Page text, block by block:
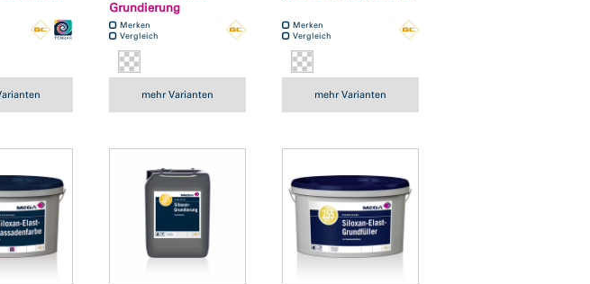
Grundierung
Merken
Vergleich
mehr Varianten
Merken
Vergleich
mehr Varianten